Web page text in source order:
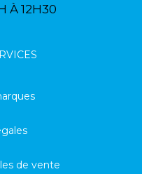
À 12H30
de vente